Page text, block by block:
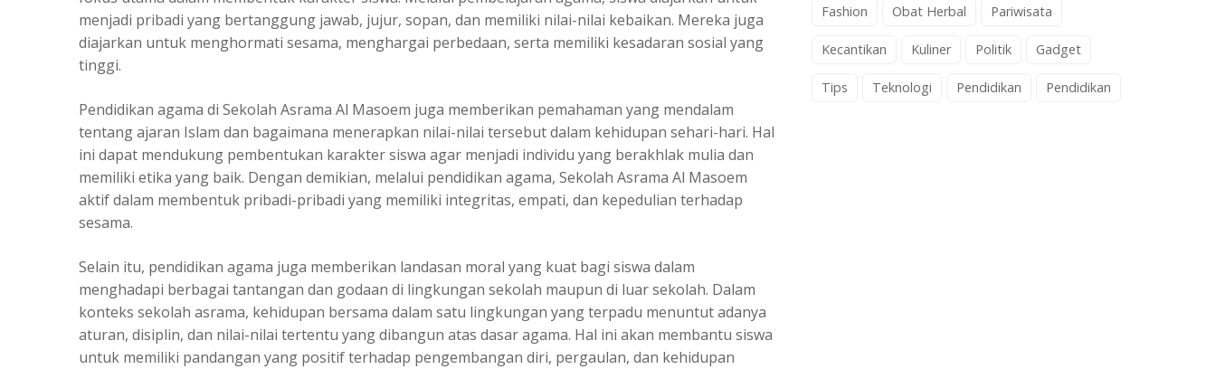
menjadi pribadi yang bertanggung jawab, jujur, sopan, dan memiliki nilai-nilai kebaikan. Mereka juga
diajarkan untuk menghormati sesama, menghargai perbedaan, serta memiliki kesadaran sosial yang
tinggi.
Pendidikan agama di Sekolah Asrama Al Masoem juga memberikan pemahaman yang mendalam
tentang ajaran Islam dan bagaimana menerapkan nilai-nilai tersebut dalam kehidupan sehari-hari. Hal
ini dapat mendukung pembentukan karakter siswa agar menjadi individu yang berakhlak mulia dan
memiliki etika yang baik. Dengan demikian, melalui pendidikan agama, Sekolah Asrama Al Masoem
aktif dalam membentuk pribadi-pribadi yang memiliki integritas, empati, dan kepedulian terhadap
sesama.
Selain itu, pendidikan agama juga memberikan landasan moral yang kuat bagi siswa dalam
menghadapi berbagai tantangan dan godaan di lingkungan sekolah maupun di luar sekolah. Dalam
konteks sekolah asrama, kehidupan bersama dalam satu lingkungan yang terpadu menuntut adanya
aturan, disiplin, dan nilai-nilai tertentu yang dibangun atas dasar agama. Hal ini akan membantu siswa
untuk memiliki pandangan yang positif terhadap pengembangan diri, pergaulan, dan kehidupan
Fashion Obat Herbal Pariwisata
Kecantikan Kuliner Politik Gadget
Tips Teknologi Pendidikan Pendidikan